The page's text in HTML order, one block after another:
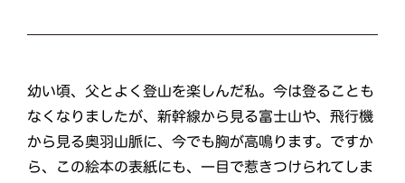
幼い頃、父とよく登山を楽しんだ私。今は登ることも
なくなりましたが、新幹線から見る富士山や、飛行機
から見る奥羽山脈に、今でも胸が高鳴ります。ですか
ら、この絵本の表紙にも、一目で惹きつけられてしま